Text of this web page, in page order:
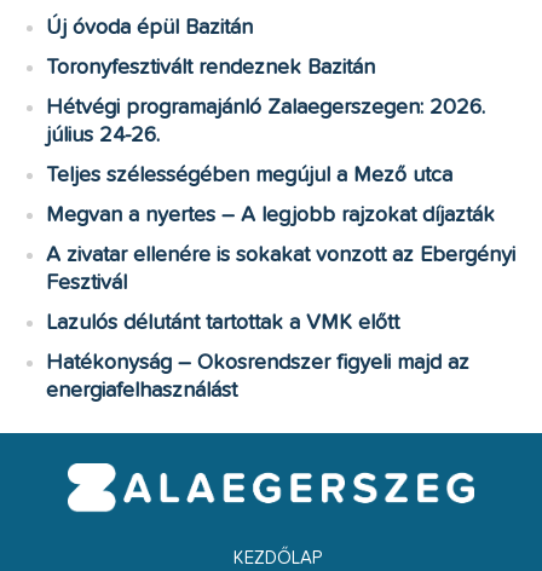
Új óvoda épül Bazitán
Toronyfesztivált rendeznek Bazitán
Hétvégi programajánló Zalaegerszegen: 2026.
július 24-26.
Teljes szélességében megújul a Mező utca
Megvan a nyertes – A legjobb rajzokat díjazták
A zivatar ellenére is sokakat vonzott az Ebergényi
Fesztivál
Lazulós délutánt tartottak a VMK előtt
Hatékonyság – Okosrendszer figyeli majd az
energiafelhasználást
KEZDŐLAP